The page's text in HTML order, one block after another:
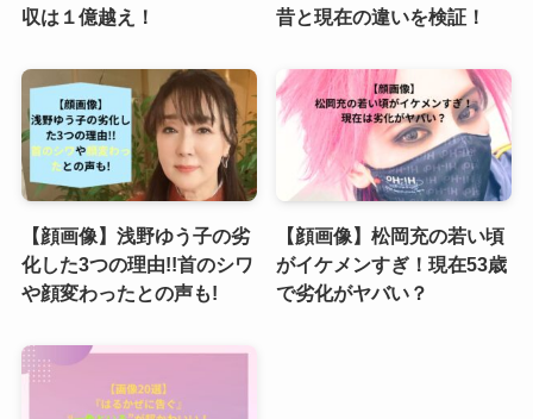
収は１億越え！
昔と現在の違いを検証！
【顔画像】浅野ゆう子の劣
化した3つの理由!!首のシワ
や顔変わったとの声も!
【顔画像】松岡充の若い頃
がイケメンすぎ！現在53歳
で劣化がヤバい？